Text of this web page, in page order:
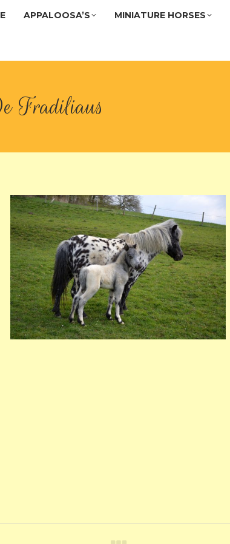
APPALOOSA’S MINIATURE HORSES
Fradiliaus
APPALOOSA’S MINIATURE HORSES